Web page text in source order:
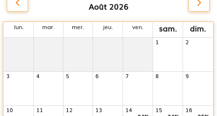
Août 2026
lun. mar. mer. jeu. ven. sam. dim.
1 2
3 4 5 6 7 8 9
10 11 12 13 14 15
16